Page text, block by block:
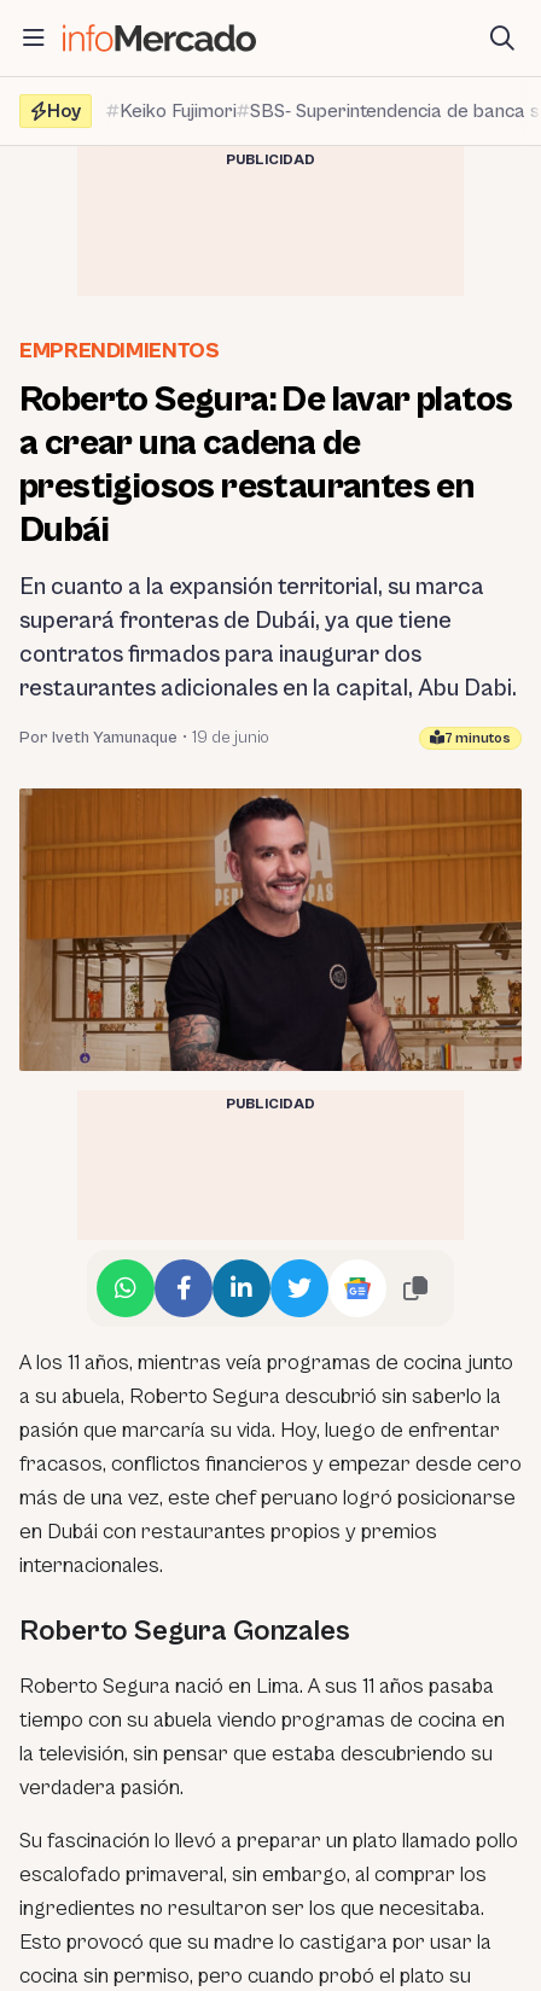
contenido
Hoy
Keiko Fujimori SBS- Superintendencia de banca
PUBLICIDAD
EMPRENDIMIENTOS
Roberto Segura: De lavar platos
a crear una cadena de
prestigiosos restaurantes en
Dubái
En cuanto a la expansión territorial, su marca
superará fronteras de Dubái, ya que tiene
contratos firmados para inaugurar dos
restaurantes adicionales en la capital, Abu Dabi.
Por Iveth Yamunaque • 19 de junio 7 minutos
PUBLICIDAD
A los 11 años, mientras veía programas de cocina junto
a su abuela, Roberto Segura descubrió sin saberlo la
pasión que marcaría su vida. Hoy, luego de enfrentar
fracasos, conflictos financieros y empezar desde cero
más de una vez, este chef peruano logró posicionarse
en Dubái con restaurantes propios y premios
internacionales.
Roberto Segura Gonzales
Roberto Segura nació en Lima. A sus 11 años pasaba
tiempo con su abuela viendo programas de cocina en
la televisión, sin pensar que estaba descubriendo su
verdadera pasión.
Su fascinación lo llevó a preparar un plato llamado pollo
escalofado primaveral, sin embargo, al comprar los
ingredientes no resultaron ser los que necesitaba.
Esto provocó que su madre lo castigara por usar la
cocina sin permiso, pero cuando probó el plato su